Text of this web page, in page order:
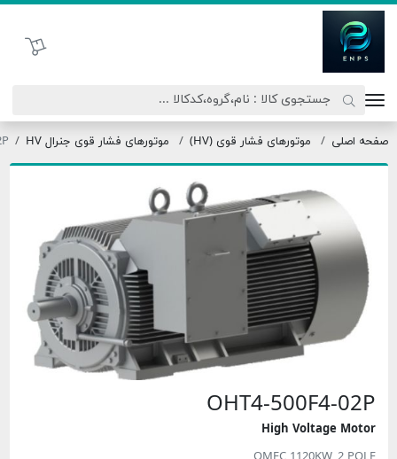
نیروی پیشگام صنعت
موتورهای فشار قوی (HV) موتورهای فشار قوی جنرال HV OHT4-500F4-02P
OHT4-
High